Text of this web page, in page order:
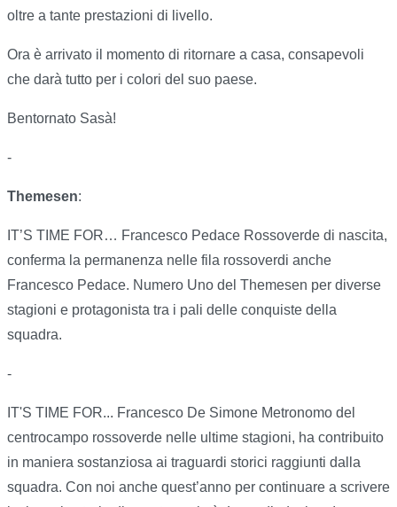
oltre a tante prestazioni di livello.
Ora è arrivato il momento di ritornare a casa, consapevoli
che darà tutto per i colori del suo paese.
Bentornato Sasà!
-
Themesen:
IT’S TIME FOR… Francesco Pedace Rossoverde di nascita,
conferma la permanenza nelle fila rossoverdi anche
Francesco Pedace. Numero Uno del Themesen per diverse
stagioni e protagonista tra i pali delle conquiste della
squadra.
-
IT'S TIME FOR... Francesco De Simone Metronomo del
centrocampo rossoverde nelle ultime stagioni, ha contribuito
in maniera sostanziosa ai traguardi storici raggiunti dalla
squadra. Con noi anche quest’anno per continuare a scrivere